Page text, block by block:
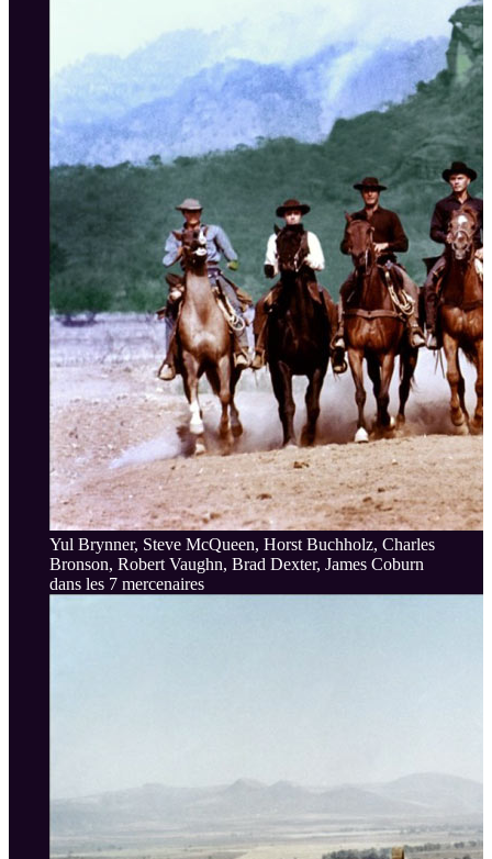
Yul Brynner, Steve McQueen, Horst Buchholz, Charles
Bronson, Robert Vaughn, Brad Dexter, James Coburn
dans les 7 mercenaires